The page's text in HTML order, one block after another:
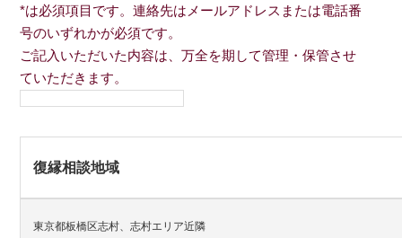
*は必須項目です。連絡先はメールアドレスまたは電話番
号のいずれかが必須です。
ご記入いただいた内容は、万全を期して管理・保管させ
ていただきます。
復縁相談地域
東京都板橋区志村、志村エリア近隣